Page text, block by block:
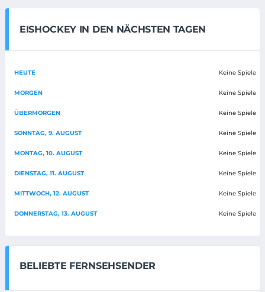
EISHOCKEY IN DEN NÄCHSTEN TAGEN
HEUTE Keine Spiele
MORGEN Keine Spiele
ÜBERMORGEN Keine Spiele
SONNTAG, 9. AUGUST Keine Spiele
MONTAG, 10. AUGUST Keine Spiele
DIENSTAG, 11. AUGUST Keine Spiele
MITTWOCH, 12. AUGUST Keine Spiele
DONNERSTAG, 13. AUGUST Keine Spiele
BELIEBTE FERNSEHSENDER